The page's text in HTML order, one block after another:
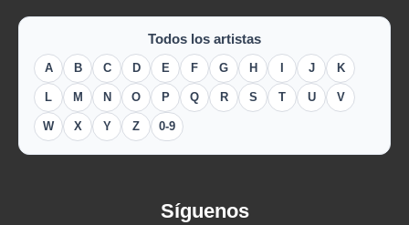
Todos los artistas
A B C D E F G H J K
L M N O P Q R S T U V
W X Y Z 0-9
Síguenos